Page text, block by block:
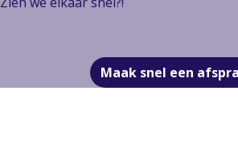
Maak snel een